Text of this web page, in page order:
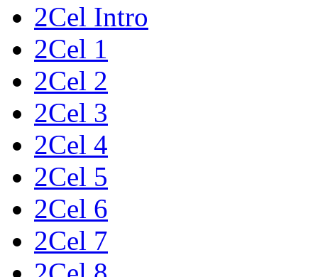
2Cel Intro
2Cel 1
2Cel 2
2Cel 3
2Cel 4
2Cel 5
2Cel 6
2Cel 7